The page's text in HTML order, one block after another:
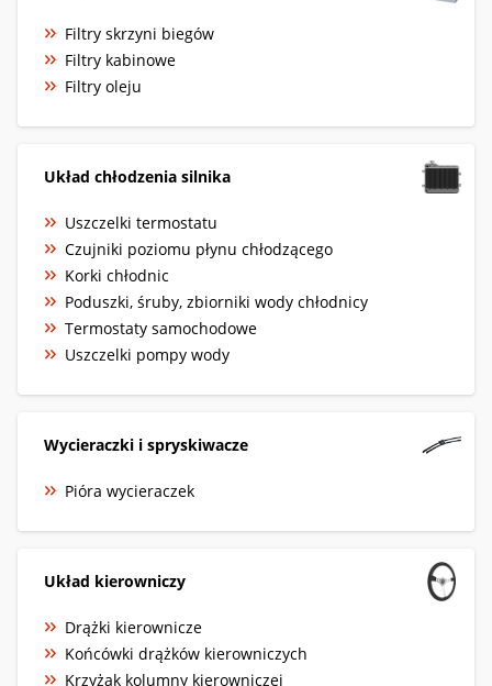
Filtry skrzyni biegów
Filtry kabinowe
Filtry oleju
Układ chłodzenia silnika
Uszczelki termostatu
Czujniki poziomu płynu chłodzącego
Korki chłodnic
Poduszki, śruby, zbiorniki wody chłodnicy
Termostaty samochodowe
Uszczelki pompy wody
Wycieraczki i spryskiwacze
Pióra wycieraczek
Układ kierowniczy
Drążki kierownicze
Końcówki drążków kierowniczych
Krzyżak kolumny kierowniczej